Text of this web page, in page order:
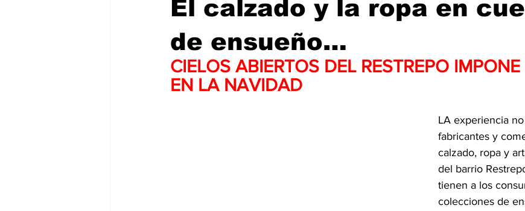
El calzado y la ropa en
de ensueño…
CIELOS ABIERTOS DEL RESTREPO
EN LA NAVIDAD
LA experiencia
fabricantes y
calzado, ropa y
del barrio
tienen a los
colecciones de